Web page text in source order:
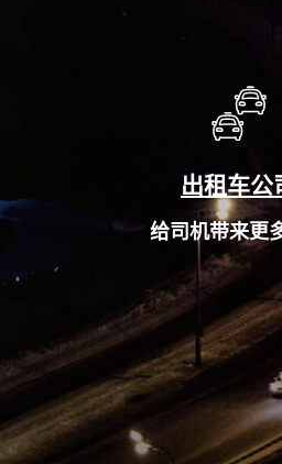
出租车公
给司机带来更